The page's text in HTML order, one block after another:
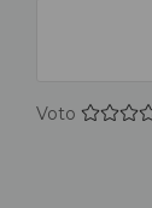
Voto